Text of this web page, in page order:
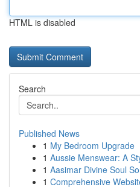
HTML is disabled
Search
Published News
1 My Bedroom Upgrade
1 Aussie Menswear: A
1 Aasimar Divine Soul
1 Comprehensive